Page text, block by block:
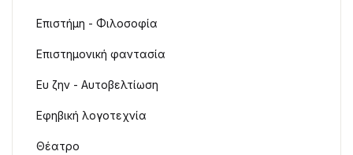
Επιστήμη - Φιλοσοφία
Επιστημονική φαντασία
Ευ ζην - Αυτοβελτίωση
Εφηβική λογοτεχνία
Θέατρο